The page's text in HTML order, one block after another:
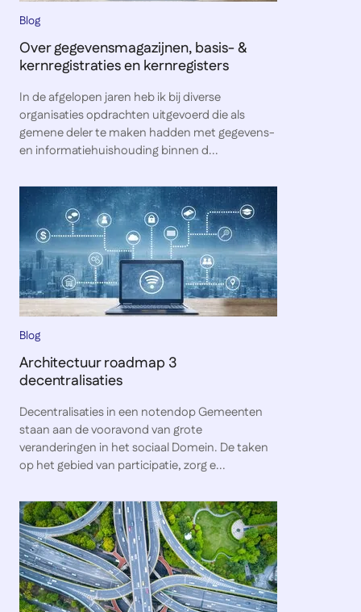
Blog
Over gegevensmagazijnen, basis- &
kernregistraties en kernregisters
In de afgelopen jaren heb ik bij diverse
organisaties opdrachten uitgevoerd die als
gemene deler te maken hadden met gegevens-
en informatiehuishouding binnen d...
Blog
Architectuur roadmap 3
decentralisaties
Decentralisaties in een notendop Gemeenten
staan aan de vooravond van grote
veranderingen in het sociaal Domein. De taken
op het gebied van participatie, zorg e...